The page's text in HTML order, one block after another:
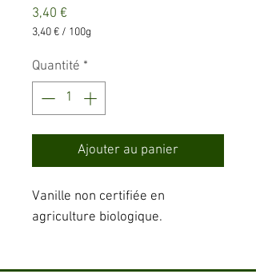
3,40 €
3,40 € / 100g
pour
100
Grammes
Quantité *
Ajouter au panier
Vanille non certifiée en
agriculture biologique.